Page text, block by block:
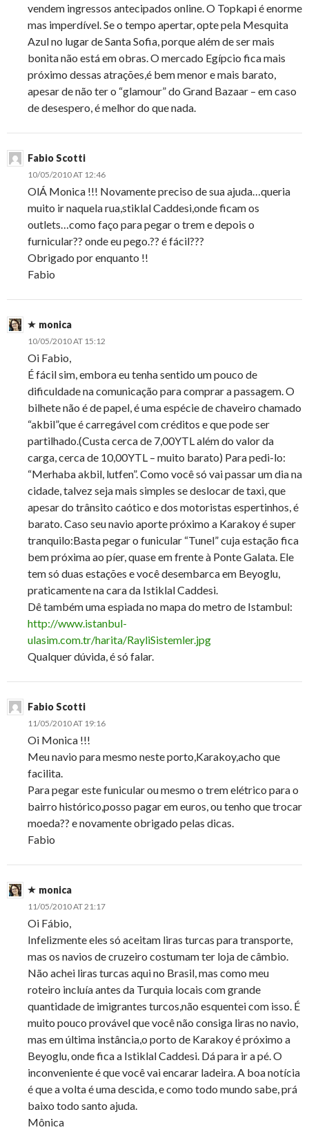
vendem ingressos antecipados online. O Topkapi é enorme
mas imperdível. Se o tempo apertar, opte pela Mesquita
Azul no lugar de Santa Sofia, porque além de ser mais
bonita não está em obras. O mercado Egípcio fica mais
próximo dessas atrações,é bem menor e mais barato,
apesar de não ter o “glamour” do Grand Bazaar – em caso
de desespero, é melhor do que nada.
Fabio Scotti
10/05/2010 AT 12:46
OlÁ Monica !!! Novamente preciso de sua ajuda…queria
muito ir naquela rua,stiklal Caddesi,onde ficam os
outlets…como faço para pegar o trem e depois o
furnicular?? onde eu pego.?? é fácil???
Obrigado por enquanto !!
Fabio
monica
10/05/2010 AT 15:12
Oi Fabio,
É fácil sim, embora eu tenha sentido um pouco de
dificuldade na comunicação para comprar a passagem. O
bilhete não é de papel, é uma espécie de chaveiro chamado
“akbil”que é carregável com créditos e que pode ser
partilhado.(Custa cerca de 7,00YTL além do valor da
carga, cerca de 10,00YTL – muito barato) Para pedi-lo:
“Merhaba akbil, lutfen”. Como você só vai passar um dia na
cidade, talvez seja mais simples se deslocar de taxi, que
apesar do trânsito caótico e dos motoristas espertinhos, é
barato. Caso seu navio aporte próximo a Karakoy é super
tranquilo:Basta pegar o funicular “Tunel” cuja estação fica
bem próxima ao píer, quase em frente à Ponte Galata. Ele
tem só duas estações e você desembarca em Beyoglu,
praticamente na cara da Istiklal Caddesi.
Dê também uma espiada no mapa do metro de Istambul:
http://www.istanbul-
ulasim.com.tr/harita/RayliSistemler.jpg
Qualquer dúvida, é só falar.
Fabio Scotti
11/05/2010 AT 19:16
Oi Monica !!!
Meu navio para mesmo neste porto,Karakoy,acho que
facilita.
Para pegar este funicular ou mesmo o trem elétrico para o
bairro histórico,posso pagar em euros, ou tenho que trocar
moeda?? e novamente obrigado pelas dicas.
Fabio
monica
11/05/2010 AT 21:17
Oi Fábio,
Infelizmente eles só aceitam liras turcas para transporte,
mas os navios de cruzeiro costumam ter loja de câmbio.
Não achei liras turcas aqui no Brasil, mas como meu
roteiro incluía antes da Turquia locais com grande
quantidade de imigrantes turcos,não esquentei com isso. É
muito pouco provável que você não consiga liras no navio,
mas em última instância,o porto de Karakoy é próximo a
Beyoglu, onde fica a Istiklal Caddesi. Dá para ir a pé. O
inconveniente é que você vai encarar ladeira. A boa notícia
é que a volta é uma descida, e como todo mundo sabe, prá
baixo todo santo ajuda.
Mônica